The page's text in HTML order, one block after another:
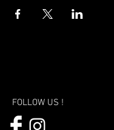
FOLLOW US !